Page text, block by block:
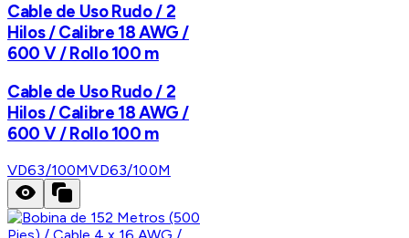
Cable de Uso Rudo / 2
Hilos / Calibre 18 AWG /
600 V / Rollo 100 m
Cable de Uso Rudo / 2
Hilos / Calibre 18 AWG /
600 V / Rollo 100 m
VD63/100MVD63/100M